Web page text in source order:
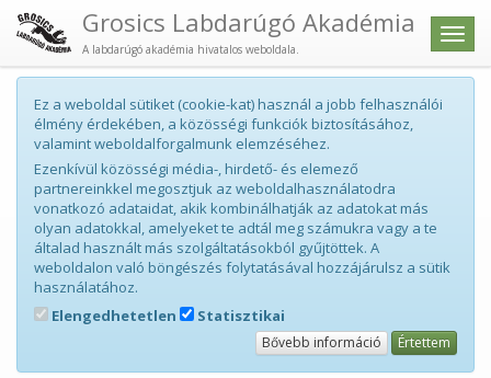
Menü
Grosics Labdarúgó Akadémia
A labdarúgó akadémia hivatalos weboldala.
Ez a weboldal sütiket (cookie-kat) használ a jobb felhasználói
élmény érdekében, a közösségi funkciók biztosításához,
valamint weboldalforgalmunk elemzéséhez.
Ezenkívül közösségi média-, hirdető- és elemező
partnereinkkel megosztjuk az weboldalhasználatodra
vonatkozó adataidat, akik kombinálhatják az adatokat más
olyan adatokkal, amelyeket te adtál meg számukra vagy a te
általad használt más szolgáltatásokból gyűjtöttek. A
weboldalon való böngészés folytatásával hozzájárulsz a sütik
használatához.
Elengedhetetlen
Statisztikai
Bővebb információ Értettem